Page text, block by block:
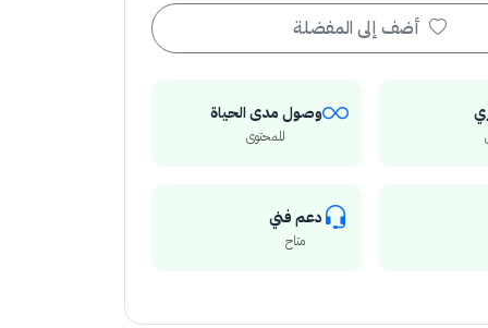
أضف إلى المفضلة
وصول مدى الحياة
للمحتوى
دعم فني
متاح